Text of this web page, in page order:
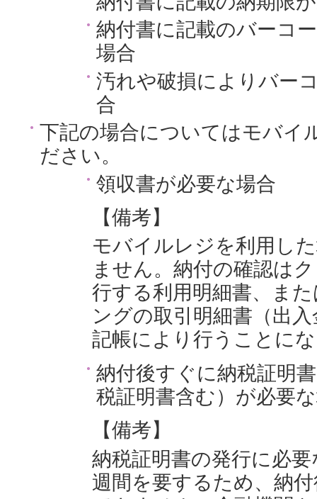
納付書に記載のバーコ
場合
汚れや破損によりバー
合
下記の場合についてはモバイ
ださい。
領収書が必要な場合
【備考】
モバイルレジを利用し
ません。納付の確認は
行する利用明細書、ま
ングの取引明細書（出
記帳により行うことに
納付後すぐに納税証明
税証明書含む）が必要
【備考】
納税証明書の発行に必
週間を要するため、納